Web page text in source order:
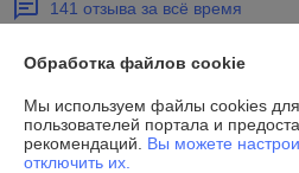
141 отзыва за всё время
Покупатель
Отличный магазин, спасибо .
Обработка файлов cookie
Мы используем файлы cookies для
пользователей портала и
рекомендаций. Вы можете
отключить их.